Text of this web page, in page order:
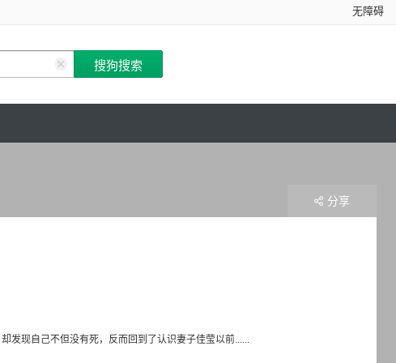
无障碍
发现自己不但没有死，反而回到了认识妻子佳莹以前......
分享